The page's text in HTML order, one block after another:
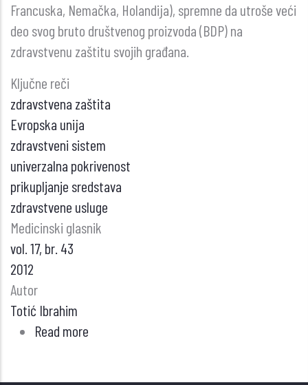
Francuska, Nemačka, Holandija), spremne da utroše veći
deo svog bruto društvenog proizvoda (BDP) na
zdravstvenu zaštitu svojih građana.
Ključne reči
zdravstvena zaštita
Evropska unija
zdravstveni sistem
univerzalna pokrivenost
prikupljanje sredstava
zdravstvene usluge
Medicinski glasnik
vol. 17, br. 43
2012
Autor
Totić Ibrahim
Read more